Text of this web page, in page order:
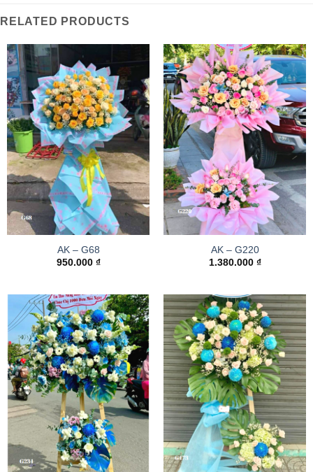
RELATED PRODUCTS
AK – G68
950.000 ₫
AK – G220
1.380.000 ₫